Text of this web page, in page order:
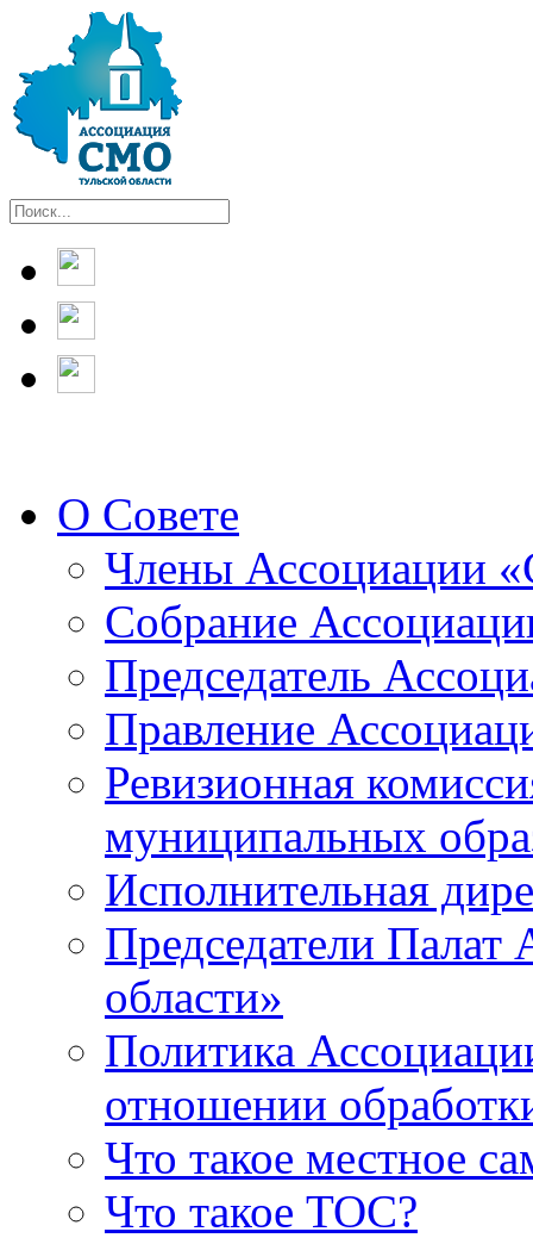
О Совете
Члены Ассоциации
Собрание
Председатель
Правление
Ревизионная
муниципальных
Исполнительная
Председатели
области»
Политика
отношении
Что такое местное
Что такое ТОС?